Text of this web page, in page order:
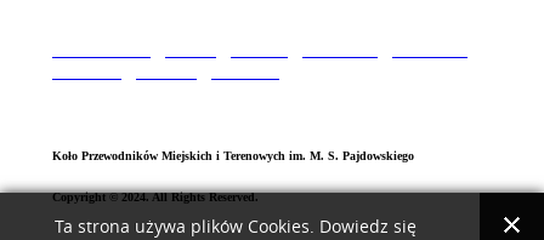
Koło Przewodników Miejskich i Terenowych im. M. S. Pajdowskiego
Copyright © 2024. All Rights Reserved.
Ta strona używa plików Cookies. Dowiedz się